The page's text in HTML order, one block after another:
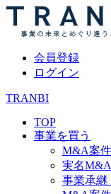
会員登録
ログイン
TRANBI
TOP
事業を買う
M&A案
実名
事業承継